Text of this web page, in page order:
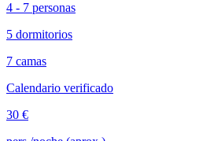
4 - 7 personas
5 dormitorios
7 camas
Calendario verificado
30 €